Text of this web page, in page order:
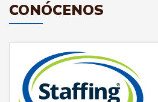
CONÓCENOS